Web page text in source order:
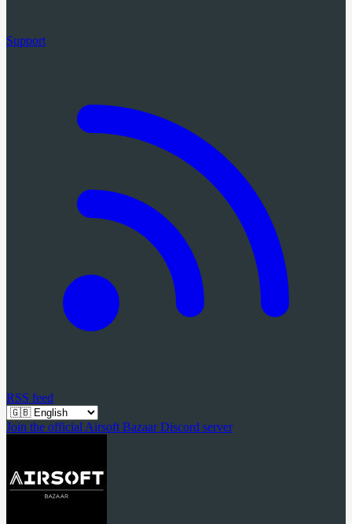
Support
RSS feed
Join the official Airsoft Bazaar Discord server